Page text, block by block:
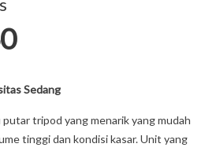
Sedang
tripod yang menarik yang mudah
tinggi dan kondisi kasar. Unit yang